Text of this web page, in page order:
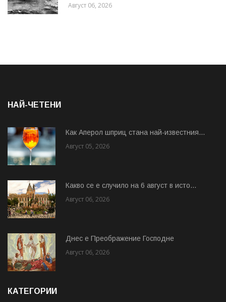
Август 06, 2026
НАЙ-ЧЕТЕНИ
Как Аперол шприц стана най-известния...
Август 05, 2026
Какво се е случило на 6 август в исто...
Август 06, 2026
Днес е Преображение Господне
Август 06, 2026
КАТЕГОРИИ